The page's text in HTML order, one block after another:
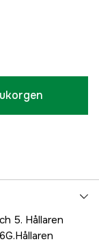
5. Hållaren